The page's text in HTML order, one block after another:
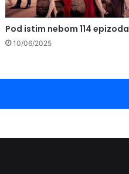
Pod istim nebom 114 epizoda
10/06/2025